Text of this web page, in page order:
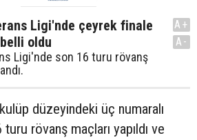
Ligi'nde çeyrek finale
oldu
Ligi'nde son 16 turu rövanş
A+
A-
düzeyindeki üç numaralı
rövanş maçları yapıldı ve